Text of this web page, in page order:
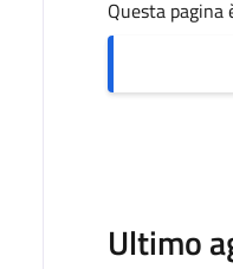
Questa
Ultimo